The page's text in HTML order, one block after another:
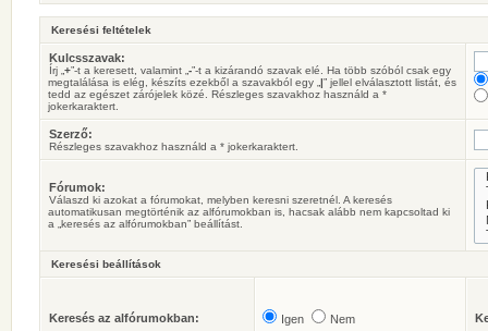
Keresési feltételek
Kulcsszavak:
Írj „ +”-t a keresett, valamint „ -”-t a kizárandó szavak elé. Ha több szóból csak egy
megtalálása is elég, készíts ezekből a szavakból egy „ |” jellel elválasztott listát, és
tedd az egészet zárójelek közé. Részleges szavakhoz használd a *
jokerkaraktert.
Szerző:
Részleges szavakhoz használd a * jokerkaraktert.
Fórumok:
Válaszd ki azokat a fórumokat, melyben keresni szeretnél. A keresés
automatikusan megtörténik az alfórumokban is, hacsak alább nem kapcsoltad ki
a „keresés az alfórumokban” beállítást.
Keresési beállítások
Keresés az alfórumokban: Igen Nem